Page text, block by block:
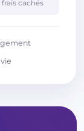
cachés